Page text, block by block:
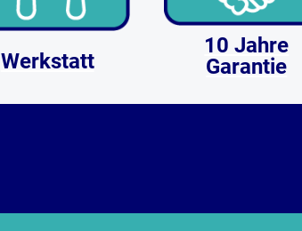
Werkstatt
10 Jahre
Garantie